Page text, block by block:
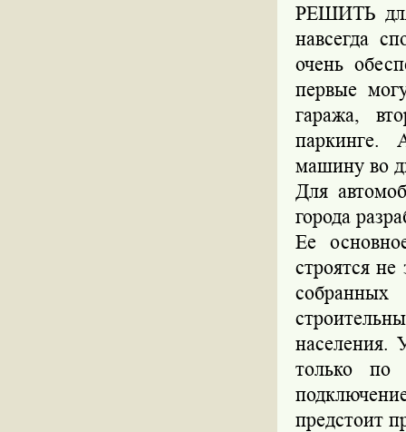
РЕШИТЬ
навсегда
очень
первые
гаража,
паркинге.
машину во
Для
города
Ее
строятся
населения.
только по
предстоит